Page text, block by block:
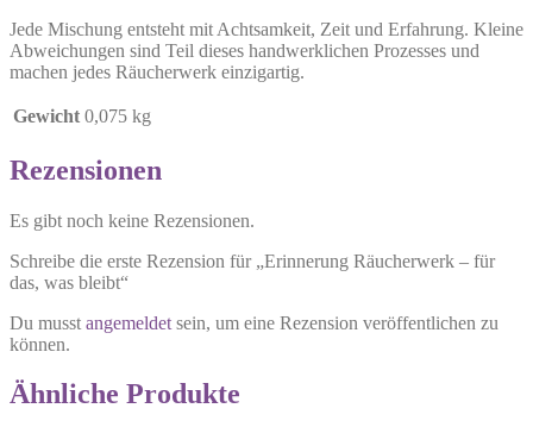
Jede Mischung entsteht mit Achtsamkeit, Zeit und Erfahrung. Kleine
Abweichungen sind Teil dieses handwerklichen Prozesses und
machen jedes Räucherwerk einzigartig.
Gewicht 0,075 kg
Rezensionen
Es gibt noch keine Rezensionen.
Schreibe die erste Rezension für „Erinnerung Räucherwerk – für
das, was bleibt“
Du musst angemeldet sein, um eine Rezension veröffentlichen zu
können.
Ähnliche Produkte